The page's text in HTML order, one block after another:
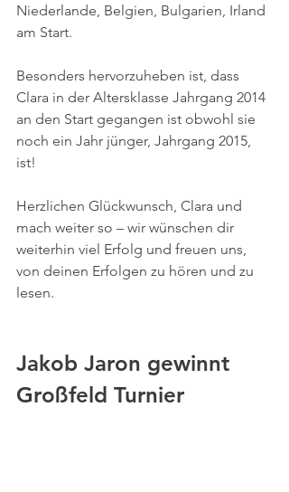
Niederlande, Belgien, Bulgarien, Irland
am Start.
Besonders hervorzuheben ist, dass
Clara in der Altersklasse Jahrgang 2014
an den Start gegangen ist obwohl sie
noch ein Jahr jünger, Jahrgang 2015,
ist!
Herzlichen Glückwunsch, Clara und
mach weiter so – wir wünschen dir
weiterhin viel Erfolg und freuen uns,
von deinen Erfolgen zu hören und zu
lesen.
Jakob Jaron gewinnt
Großfeld Turnier